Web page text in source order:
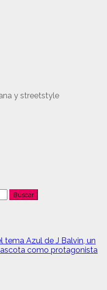
y streetstyle
Azul de J Balvin, un
como protagonista